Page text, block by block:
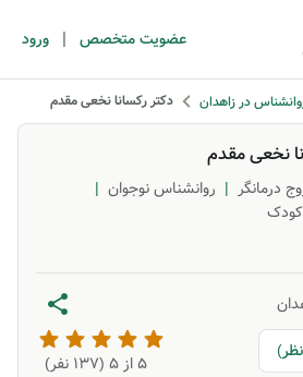
عضویت متخصص | ورود
در زاهدان دکتر رکسانا نخعی مقدم
نخعی مقدم
درمانگر | روانشناس نوجوان |
5از ۵ ( 137 نفر)